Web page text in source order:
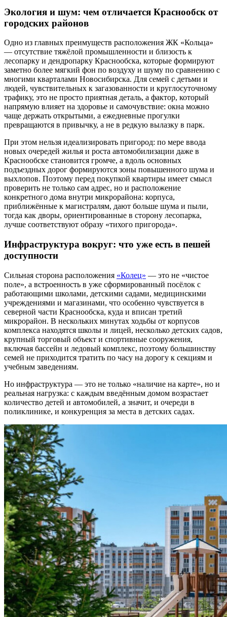
Экология и шум: чем отличается Краснообск от
городских районов
Одно из главных преимуществ расположения ЖК «Кольца»
— отсутствие тяжёлой промышленности и близость к
лесопарку и дендропарку Краснообска, которые формируют
заметно более мягкий фон по воздуху и шуму по сравнению с
многими кварталами Новосибирска. Для семей с детьми и
людей, чувствительных к загазованности и круглосуточному
трафику, это не просто приятная деталь, а фактор, который
напрямую влияет на здоровье и самочувствие: окна можно
чаще держать открытыми, а ежедневные прогулки
превращаются в привычку, а не в редкую вылазку в парк.
При этом нельзя идеализировать пригород: по мере ввода
новых очередей жилья и роста автомобилизации даже в
Краснообске становится громче, а вдоль основных
подъездных дорог формируются зоны повышенного шума и
выхлопов. Поэтому перед покупкой квартиры имеет смысл
проверить не только сам адрес, но и расположение
конкретного дома внутри микрорайона: корпуса,
приближённые к магистралям, дают больше шума и пыли,
тогда как дворы, ориентированные в сторону лесопарка,
лучше соответствуют образу «тихого пригорода».
Инфраструктура вокруг: что уже есть в пешей
доступности
Сильная сторона расположения «Колец» — это не «чистое
поле», а встроенность в уже сформированный посёлок с
работающими школами, детскими садами, медицинскими
учреждениями и магазинами, что особенно чувствуется в
северной части Краснообска, куда и вписан третий
микрорайон. В нескольких минутах ходьбы от корпусов
комплекса находятся школы и лицей, несколько детских садов,
крупный торговый объект и спортивные сооружения,
включая бассейн и ледовый комплекс, поэтому большинству
семей не приходится тратить по часу на дорогу к секциям и
учебным заведениям.
Но инфраструктура — это не только «наличие на карте», но и
реальная нагрузка: с каждым введённым домом возрастает
количество детей и автомобилей, а значит, и очереди в
поликлинике, и конкуренция за места в детских садах.